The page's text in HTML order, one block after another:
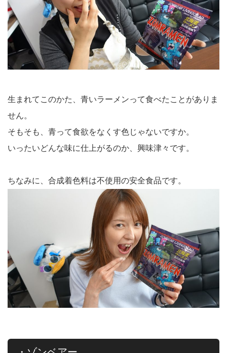
生まれてこのかた、青いラーメンって食べたことがありま
せん。
そもそも、青って食欲をなくす色じゃないですか。
いったいどんな味に仕上がるのか、興味津々です。
ちなみに、合成着色料は不使用の安全食品です。